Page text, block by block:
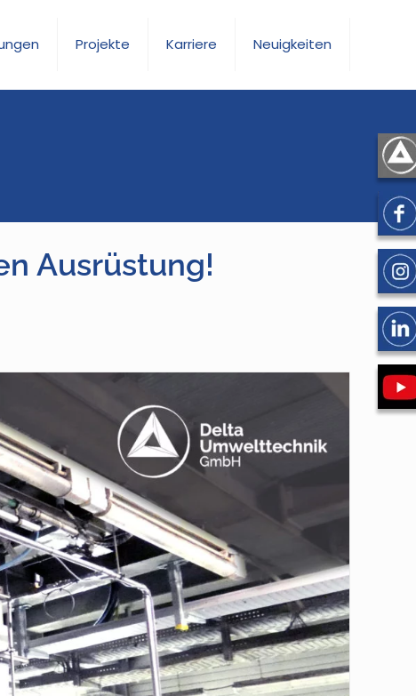
Projekte Karriere Neuigkeiten
Ausrüstung!